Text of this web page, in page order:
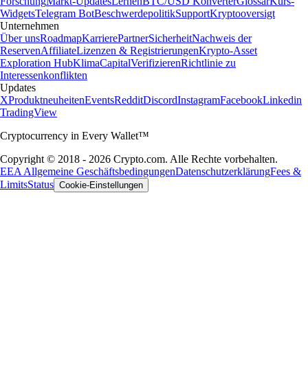
WidgetsTelegram BotBeschwerdepolitikSupportKryptooversigt
Unternehmen
Über unsRoadmapKarrierePartnerSicherheitNachweis der
ReservenAffiliateLizenzen & RegistrierungenKrypto-Asset
Exploration HubKlimaCapitalVerifizierenRichtlinie zu
Interessenkonflikten
Updates
XProduktneuheitenEventsRedditDiscordInstagramFacebookLinkedin
TradingView
Cryptocurrency in Every Wallet™
Copyright © 2018 - 2026 Crypto.com. Alle Rechte vorbehalten.
EEA Allgemeine GeschäftsbedingungenDatenschutzerklärungFees &
LimitsStatus Cookie-Einstellungen